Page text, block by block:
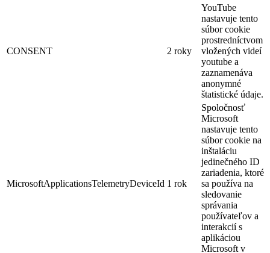
CONSENT 2 roky
YouTube
nastavuje tento
súbor cookie
prostredníctvom
vložených videí
youtube a
zaznamenáva
anonymné
štatistické údaje.
MicrosoftApplicationsTelemetryDeviceId 1 rok
Spoločnosť
Microsoft
nastavuje tento
súbor cookie na
inštaláciu
jedinečného ID
zariadenia, ktoré
sa používa na
sledovanie
správania
používateľov a
interakcií s
aplikáciou
Microsoft v